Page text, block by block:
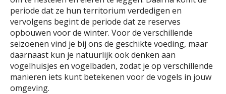
periode dat ze hun territorium verdedigen en
vervolgens begint de periode dat ze reserves
opbouwen voor de winter. Voor de verschillende
seizoenen vind je bij ons de geschikte voeding, maar
daarnaast kun je natuurlijk ook denken aan
vogelhuisjes en vogelbaden, zodat je op verschillende
manieren iets kunt betekenen voor de vogels in jouw
omgeving.